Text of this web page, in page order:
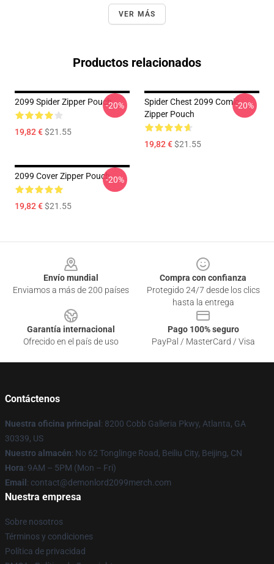
VER MÁS
Productos relacionados
2099 Spider Zipper Pouch
19,82 €$21.55
-20%
Spider Chest 2099 Comic
Zipper Pouch
19,82 €$21.55
-20%
2099 Cover Zipper Pouch
19,82 €$21.55
-20%
Envío mundial
Enviamos a más de 200 países
Compra con confianza
Protegido 24/7 desde los clics
hasta la entrega
Garantía internacional
Ofrecido en el país de uso
Pago 100% seguro
PayPal / MasterCard / Visa
Contáctenos
Nuestra oficina principal : 8200 Cobb Galleria Pkwy, Atlanta, GA
30339, US
Nuestro almacén: No 62 Tonglinge Road, Beiliu City, Beijing, CN
Hora: 9AM – 5PM (Mon – Fri)
Email : contact@demonlord2099merch.com
Nuestra empresa
Sobre nosotros
Términos y condiciones
Política de privacidad